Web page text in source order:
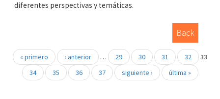
diferentes perspectivas y temáticas.
Back
« primero ‹ anterior … 29 30 31 32
33
34
35 36 37 siguiente › última »